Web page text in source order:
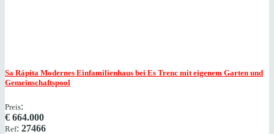
Sa Rápita Modernes Einfamilienhaus bei Es Trenc mit eigenem Garten und
Gemeinschaftspool
Preis:
€ 664.000
Ref: 27466